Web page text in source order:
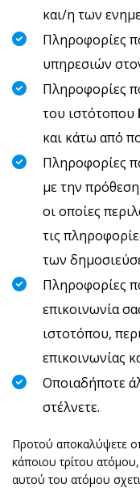
και/η των
Πληροφορίες
υπηρεσιών
Πληροφορίες
του ιστότοπου
και κάτω από
Πληροφορίες
με την
οι οποίες
τις
των
Πληροφορίες
επικοινωνία
ιστοτόπου,
επικοινωνίας
Οποιαδήποτε
στέλνετε.
Προτού αποκαλύψετε
κάποιου τρίτου
αυτού του ατόμου